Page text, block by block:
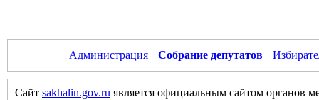
Администрация Собрание депутатов
Сайт sakhalin.gov.ru является официальным сайтом органов